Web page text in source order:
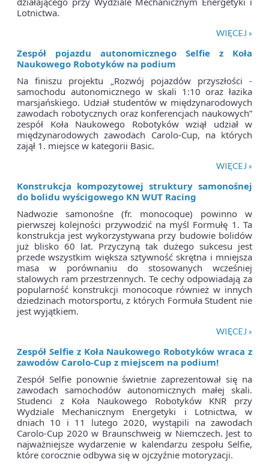
Lotnictwa.
WIĘCEJ »
Zespół pojazdu autonomicznego Selfie z Koła
Naukowego Robotyków na podium
Na finiszu projektu „Rozwój pojazdów przyszłości -
samochodu autonomicznego w skali 1:10 oraz łazika
marsjańskiego. Udział studentów w międzynarodowych
zawodach robotycznych oraz konferencjach naukowych”
zespół Koła Naukowego Robotyków wziął udział w
międzynarodowych zawodach Carolo-Cup, na których
zajął 1. miejsce w kategorii Basic.
WIĘCEJ »
Konstrukcja kompozytowej struktury samonośnej
do bolidu wyścigowego KN WUT Racing
Nadwozie samonośne (fr. monocoque) powinno w
pierwszej kolejności przywodzić na myśl Formułę 1. Ta
konstrukcja jest wykorzystywana przy budowie bolidów
już blisko 60 lat. Przyczyną tak dużego sukcesu jest
przede wszystkim większa sztywność skrętna i mniejsza
masa w porównaniu do stosowanych wcześniej
stalowych ram przestrzennych. Te cechy odpowiadają za
popularność konstrukcji monocoque również w innych
dziedzinach motorsportu, z których Formuła Student nie
jest wyjątkiem.
WIĘCEJ »
Zespół Selfie z Koła Naukowego Robotyków wraca z
zawodów Carolo-Cup z miejscem na podium!
Zespół Selfie ponownie świetnie zaprezentował się na
zawodach samochodów autonomicznych małej skali.
Studenci z Koła Naukowego Robotyków KNR przy
Wydziale Mechanicznym Energetyki i Lotnictwa, w
dniach 10 i 11 lutego 2020, wystąpili na zawodach
Carolo-Cup 2020 w Braunschweig w Niemczech. Jest to
najważniejsze wydarzenie w kalendarzu zespołu Selfie,
które corocznie odbywa się w ojczyźnie motoryzacji.